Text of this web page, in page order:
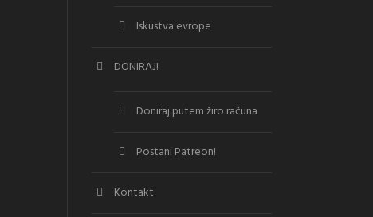
Iskustva evrope
DONIRAJ!
Doniraj putem žiro računa
Postani Patreon!
Kontakt